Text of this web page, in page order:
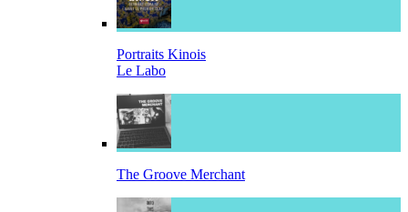
Portraits Kinois
Le Labo
The Groove Merchant